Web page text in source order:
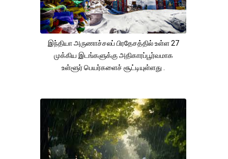
இந்தியா அருணாச்சலப் பிரதேசத்தில் உள்ள 27
முக்கிய இடங்களுக்கு அதிகாரப்பூர்வமாக
உள்ளூர் பெயர்களைச் சூட்டியுள்ளது .